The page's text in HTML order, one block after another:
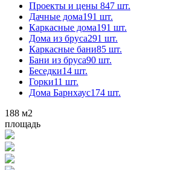
Проекты и цены 847 шт.
Дачные дома191 шт.
Каркасные дома191 шт.
Дома из бруса291 шт.
Каркасные бани85 шт.
Бани из бруса90 шт.
Беседки14 шт.
Горки11 шт.
Дома Барнхаус174 шт.
188 м2
площадь